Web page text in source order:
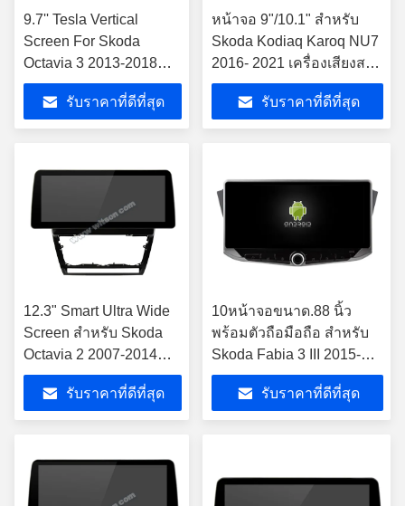
9.7'' Tesla Vertical
Screen For Skoda
Octavia 3 2013-2018
เครื่องเล่นมัลติมีเดีย
รถยนต์ Android
รับราคาที่ดีที่สุด
หน้าจอ 9"/10.1" สําหรับ
Skoda Kodiaq Karoq NU7
2016- 2021 เครื่องเสียงส
เตียโร่มัลติมีเดียรถยนต์
รับราคาที่ดีที่สุด
12.3" Smart Ultra Wide
Screen สําหรับ Skoda
Octavia 2 2007-2014
เครื่องเสียงสเตเรียมัลติ
มีเดียรถรับราคาที่ดีที่สุด
10หน้าจอขนาด.88 นิ้ว
พร้อมตัวถือมือถือ สําหรับ
Skoda Fabia 3 III 2015-
2019 เครื่องเสียงสเตียโร
ยันต์รถยนต์รับราคาที่ดีที่สุด